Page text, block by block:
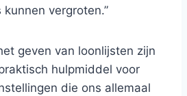
vergroten.”
geven van loonlijsten zijn
hulpmiddel voor
die ons allemaal